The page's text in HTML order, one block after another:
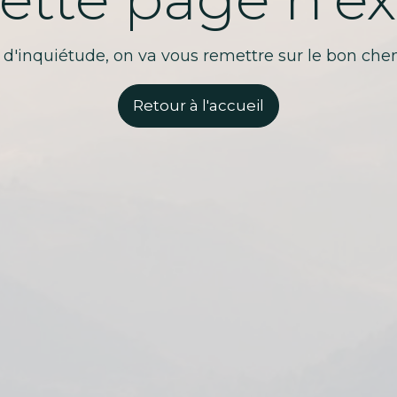
d'inquiétude, on va vous remettre sur le bon
Retour à l'accueil